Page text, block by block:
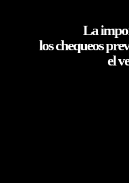
La
los chequeos
el